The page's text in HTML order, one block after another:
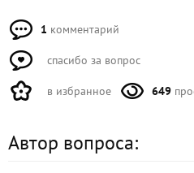
1 комментарий
спасибо за вопрос
в избранное 649
Автор вопроса: